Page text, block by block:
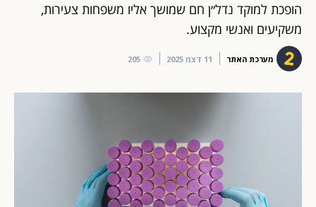
הופכת למוקד נדל״ן חם שמושך אליו משפחות צעירות,
משקיעים ואנשי מקצוע.
מערכת האתר 11 דצמ 2025 205